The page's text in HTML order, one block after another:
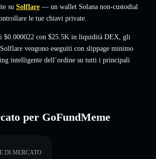
su Solflare — un wallet Solana non-custodial
le tue chiavi private.
$0.000022 con $25.5K in liquidità DEX, gli
vengono eseguiti con slippage minimo
intelligente dell’ordine su tutti i principali
per GoFundMeme
DI MERCATO